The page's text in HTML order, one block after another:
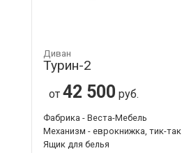
Диван
Турин-2
от 42 500 руб.
Фабрика - Веста-Мебель
Механизм - еврокнижка, тик-так
Ящик для белья